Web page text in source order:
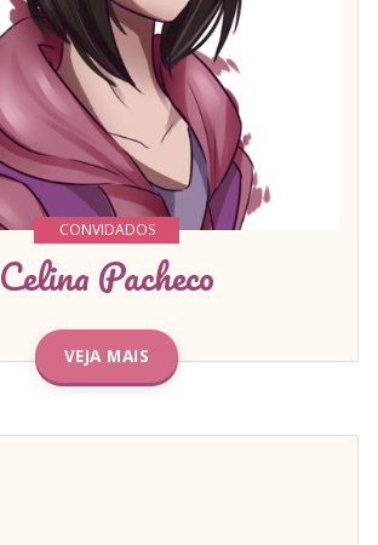
CONVIDADOS
Celina Pacheco
VEJA MAIS